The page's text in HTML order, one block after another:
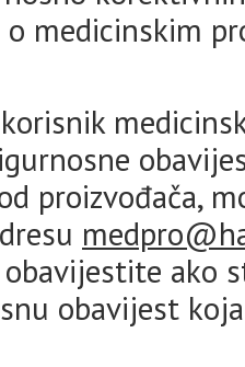
medicinskim
proizvođača,
ako
obavijest